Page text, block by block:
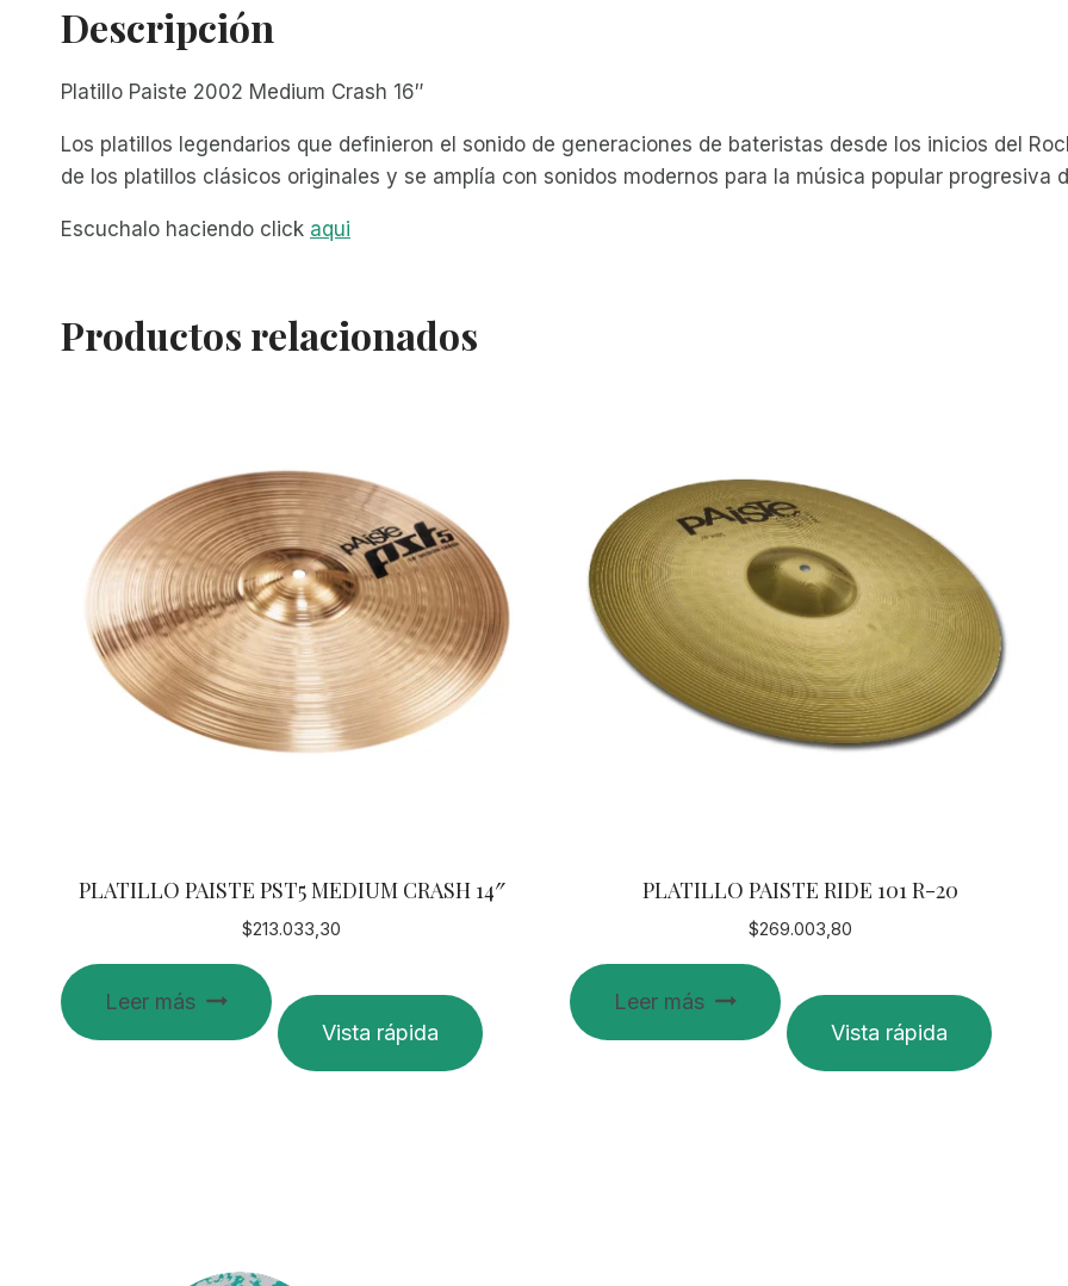
Descripción
Platillo Paiste 2002 Medium Crash 16″
Los platillos legendarios que definieron el sonido de generaciones de bateristas desde los inicios del
de los platillos clásicos originales y se amplía con sonidos modernos para la música popular progresiva
Escuchalo haciendo click aqui
Productos relacionados
PLATILLO PAISTE PST5 MEDIUM CRASH 14″
$213.033,30
Leer más
Vista rápida
PLATILLO PAISTE RIDE 101 R-20
$269.003,80
Leer más
Vista rápida